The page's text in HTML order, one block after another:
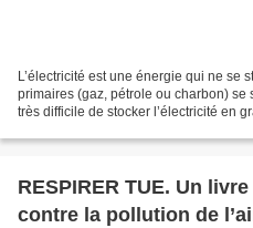
L’électricité est une énergie qui ne se
primaires (gaz, pétrole ou charbon) se
très difficile de stocker l’électricité en
RESPIRER TUE. Un
contre la pollution de